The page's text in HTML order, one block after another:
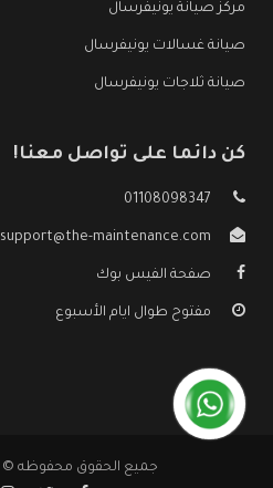
مركز صيانة يونيفرسال
صيانة غسالات يونيفرسال
صيانة ثلاجات يونيفرسال
كن دائما على تواصل معنا!
01108098347
support@the-maintenance.com
صفحة الفيس بوك
مفتوح طوال ايام الأسبوع
جميع الحقوق محفوظه ©